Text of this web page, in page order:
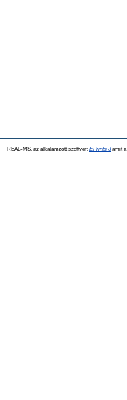
REAL-MS, az alkalamzott szoftver: EPrints 3amit a